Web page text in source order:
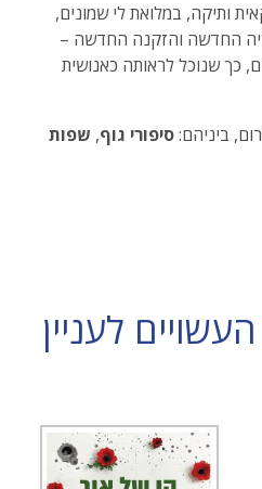
ותיקה, במלואת לי שמונים,
החדשה והזקנה החדשה –
כך שנוכל לראותה כאנושית
סיפורי גוף, שפות
לעניין